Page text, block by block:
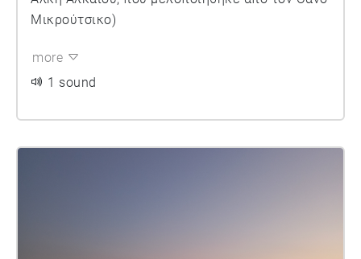
Μικρούτσικο)
more
1 sound